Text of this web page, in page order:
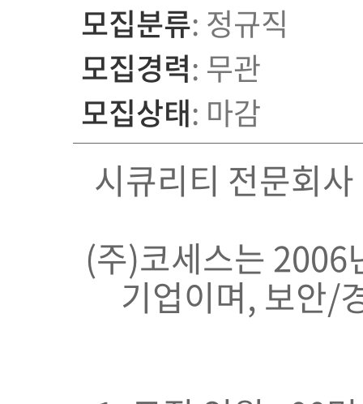
모집분류: 정규직
모집경력: 무관
모집상태: 마감
시큐리티 전문회
(주)코세스는 2006
기업이며, 보안/